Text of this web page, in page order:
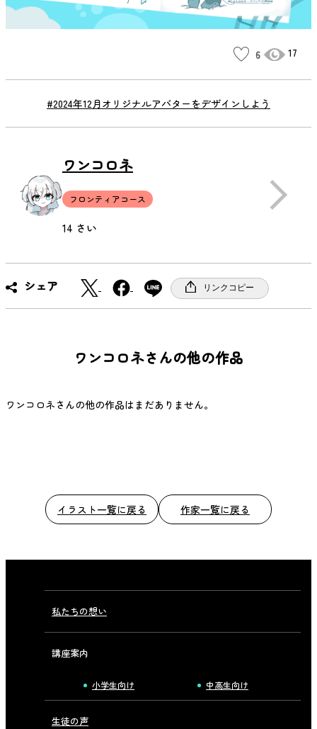
#2024年12月オリジナルアバターをデザインしよう
6 17
ワンコロネ
フロンティアコース
14 さい
シェア
a
c
o
k
リンクコピー
ワンコロネさんの他の作品
ワンコロネさんの他の作品はまだありません。
イラスト一覧に戻る 作家一覧に戻る
私たちの想い
講座案内
小学生向け 中高生向け
生徒の声